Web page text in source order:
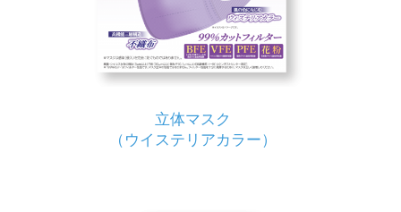
立体マスク
（ウイステリアカラー）